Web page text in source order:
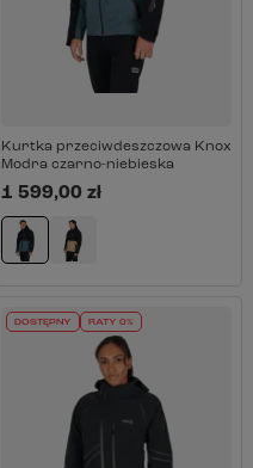
Kurtka przeciwdeszczowa Knox
Modra czarno-niebieska
1 599,00 zł
DOSTĘPNY RATY 0%